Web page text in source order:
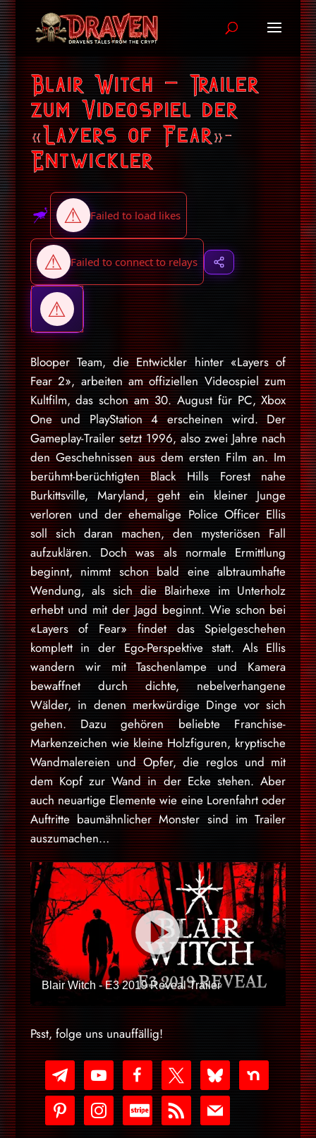
Blair Witch – Trailer
zum Videospiel der
«Layers of Fear»-
Entwickler
Blooper Team, die Entwickler hinter «Layers of
Fear 2», arbeiten am offiziellen Videospiel zum
Kultfilm, das schon am 30. August für PC, Xbox
One und PlayStation 4 erscheinen wird. Der
Gameplay-Trailer setzt 1996, also zwei Jahre nach
den Geschehnissen aus dem ersten Film an. Im
berühmt-berüchtigten Black Hills Forest nahe
Burkittsville, Maryland, geht ein kleiner Junge
verloren und der ehemalige Police Officer Ellis
soll sich daran machen, den mysteriösen Fall
aufzuklären. Doch was als normale Ermittlung
beginnt, nimmt schon bald eine albtraumhafte
Wendung, als sich die Blairhexe im Unterholz
erhebt und mit der Jagd beginnt. Wie schon bei
«Layers of Fear» findet das Spielgeschehen
komplett in der Ego-Perspektive statt. Als Ellis
wandern wir mit Taschenlampe und Kamera
bewaffnet durch dichte, nebelverhangene
Wälder, in denen merkwürdige Dinge vor sich
gehen. Dazu gehören beliebte Franchise-
Markenzeichen wie kleine Holzfiguren, kryptische
Wandmalereien und Opfer, die reglos und mit
dem Kopf zur Wand in der Ecke stehen. Aber
auch neuartige Elemente wie eine Lorenfahrt oder
Auftritte baumähnlicher Monster sind im Trailer
auszumachen…
Blair Witch - E3 2019 Reveal Trailer
Psst, folge uns unauffällig!
telegram
youtube-
play
facebookx bluesky nextdoor
pinterest instagramcc-
stripe
rss mail